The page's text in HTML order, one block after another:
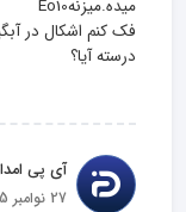
درسته آیا؟
آی پی
27 نوامبر 2025